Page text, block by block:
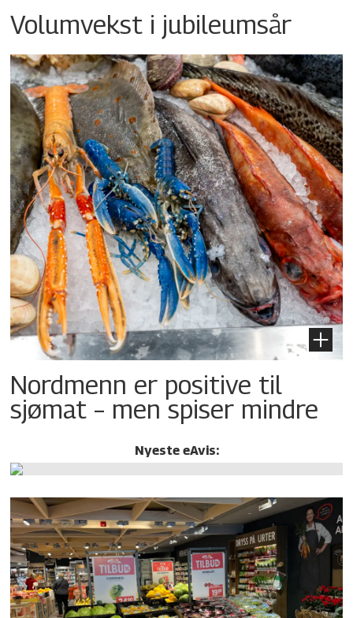
Volumvekst i jubileumsår
Nordmenn er positive til
sjømat – men spiser mindre
Nyeste eAvis: